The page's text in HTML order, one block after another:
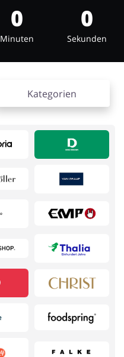
Schmuck & Uhren
Reisen
Tierbedarf
0
Minuten
0
Sekunden
Kategorien